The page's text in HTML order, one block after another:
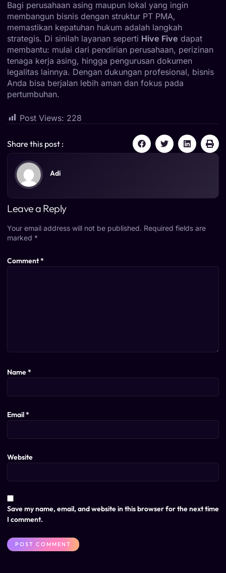
Bagi perusahaan asing maupun lokal yang ingin
membangun bisnis dengan struktur PT PMA,
memastikan kepatuhan hukum adalah langkah
strategis. Di sinilah layanan seperti Hive Five dapat
membantu: mulai dari pendirian perusahaan, perizinan
tenaga kerja asing, hingga pengurusan dokumen
legalitas lainnya. Dengan dukungan profesional, bisnis
Anda bisa berjalan lebih aman dan fokus pada
pertumbuhan.
Post Views: 228
Share this post :
Adi
Leave a Reply
Your email address will not be published. Required fields are
marked *
Comment*
Name*
Email*
Website
Save my name, email, and website in this browser for the next time
I comment.